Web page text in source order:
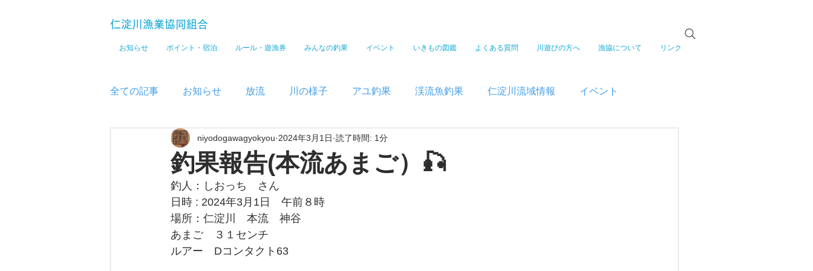
仁淀川漁業協同組合
お知らせ ポイント・宿泊 ルール・遊漁券 みんなの釣果 イベント いきもの図鑑 よくある質問 川遊びの方へ 漁協について リンク
全ての記事 お知らせ 放流 川の様子 アユ釣果 渓流魚釣果 仁淀川流域情報 イベント
メディア
釣果報告(本流あまご）🎣
niyodogawagyokyou 2024年3月1日 読了時間: 1分
釣人：しおっち　さん
日時 : 2024年3月1日　午前８時
場所：仁淀川　本流　神谷
あまご　３１センチ
ルアー　Dコンタクト63